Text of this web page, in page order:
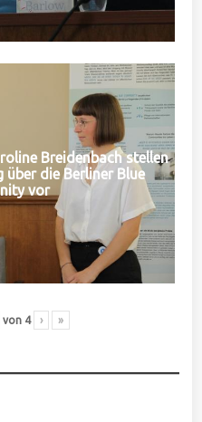
Breidenbach stellen
die Berliner Blue
vor
von 4 › »